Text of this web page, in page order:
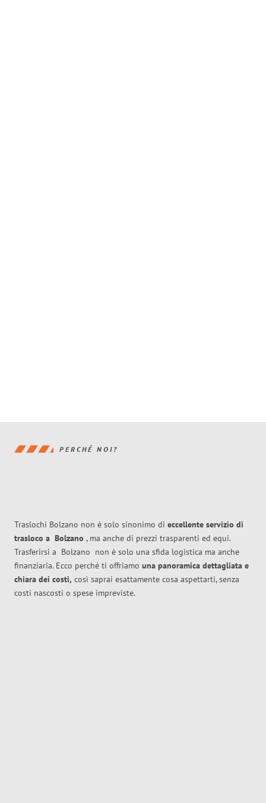
PERCHÉ NOI?
Traslochi Bolzano non è solo sinonimo di eccellente servizio di
trasloco a Bolzano , ma anche di prezzi trasparenti ed equi.
Trasferirsi a Bolzano non è solo una sfida logistica ma anche
finanziaria. Ecco perché ti offriamo una panoramica dettagliata e
chiara dei costi, così saprai esattamente cosa aspettarti, senza
costi nascosti o spese impreviste.